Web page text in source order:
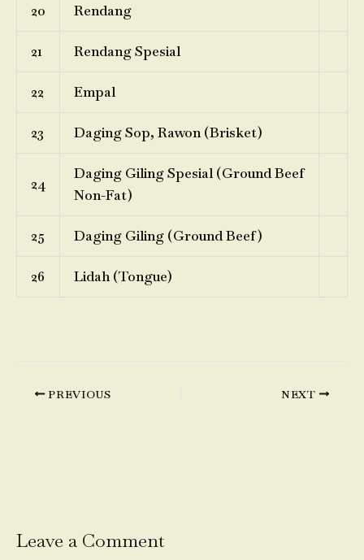
20 Rendang
21 Rendang Spesial
22 Empal
23 Daging Sop, Rawon (Brisket)
24
Daging Giling Spesial (Ground Beef
Non-Fat)
25 Daging Giling (Ground Beef)
26 Lidah (Tongue)
PREVIOUS NEXT
Leave a Comment